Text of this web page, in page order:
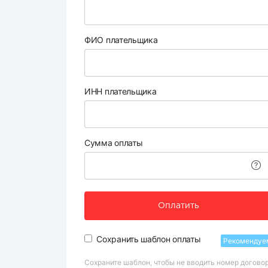
ФИО плательщика
ИНН плательщика
Сумма оплаты
Оплатить
Сохранить шаблон оплаты
Сохраните шаблон, чтобы не вводить номер